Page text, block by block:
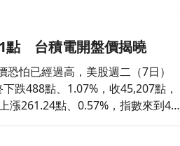
點 台積電開盤價揭曉
怕已經過高，美股週二（7日）
跌488點、1.07%，收45,207點，
漲261.24點、0.57%，指數來到45,